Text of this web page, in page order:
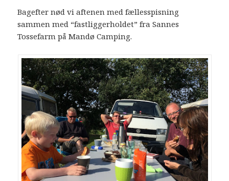
Bagefter nød vi aftenen med fællesspisning
sammen med “fastliggerholdet” fra Sannes
Tossefarm på Mandø Camping.